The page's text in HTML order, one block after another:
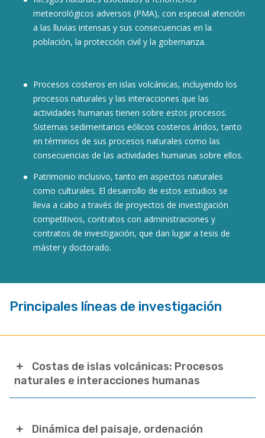
meteorológicos adversos (PMA), con especial atención
a las lluvias intensas y sus consecuencias en la
población, la protección civil y la gobernanza.
Procesos costeros en islas volcánicas, incluyendo los
procesos naturales y las interacciones que las
actividades humanas tienen sobre estos procesos.
Sistemas sedimentarios eólicos costeros áridos, tanto
en términos de sus procesos naturales como las
consecuencias de las actividades humanas sobre ellos.
Patrimonio inclusivo, tanto en aspectos naturales
como culturales. El desarrollo de estos estudios se
lleva a cabo a través de proyectos de investigación
competitivos, contratos con administraciones y
contratos de investigación, que dan lugar a tesis de
máster y doctorado.
Principales líneas de investigación
Costas de islas volcánicas: Procesos
naturales e interacciones humanas
Dinámica del paisaje, ordenación